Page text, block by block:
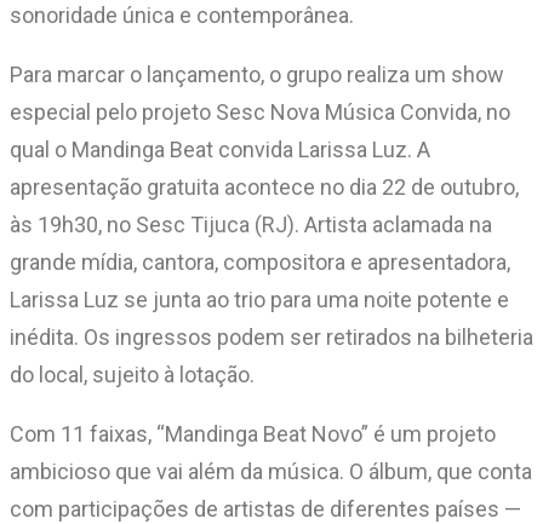
sonoridade única e contemporânea.
Para marcar o lançamento, o grupo realiza um show
especial pelo projeto Sesc Nova Música Convida, no
qual o Mandinga Beat convida Larissa Luz. A
apresentação gratuita acontece no dia 22 de outubro,
às 19h30, no Sesc Tijuca (RJ). Artista aclamada na
grande mídia, cantora, compositora e apresentadora,
Larissa Luz se junta ao trio para uma noite potente e
inédita. Os ingressos podem ser retirados na bilheteria
do local, sujeito à lotação.
Com 11 faixas, “Mandinga Beat Novo” é um projeto
ambicioso que vai além da música. O álbum, que conta
com participações de artistas de diferentes países —